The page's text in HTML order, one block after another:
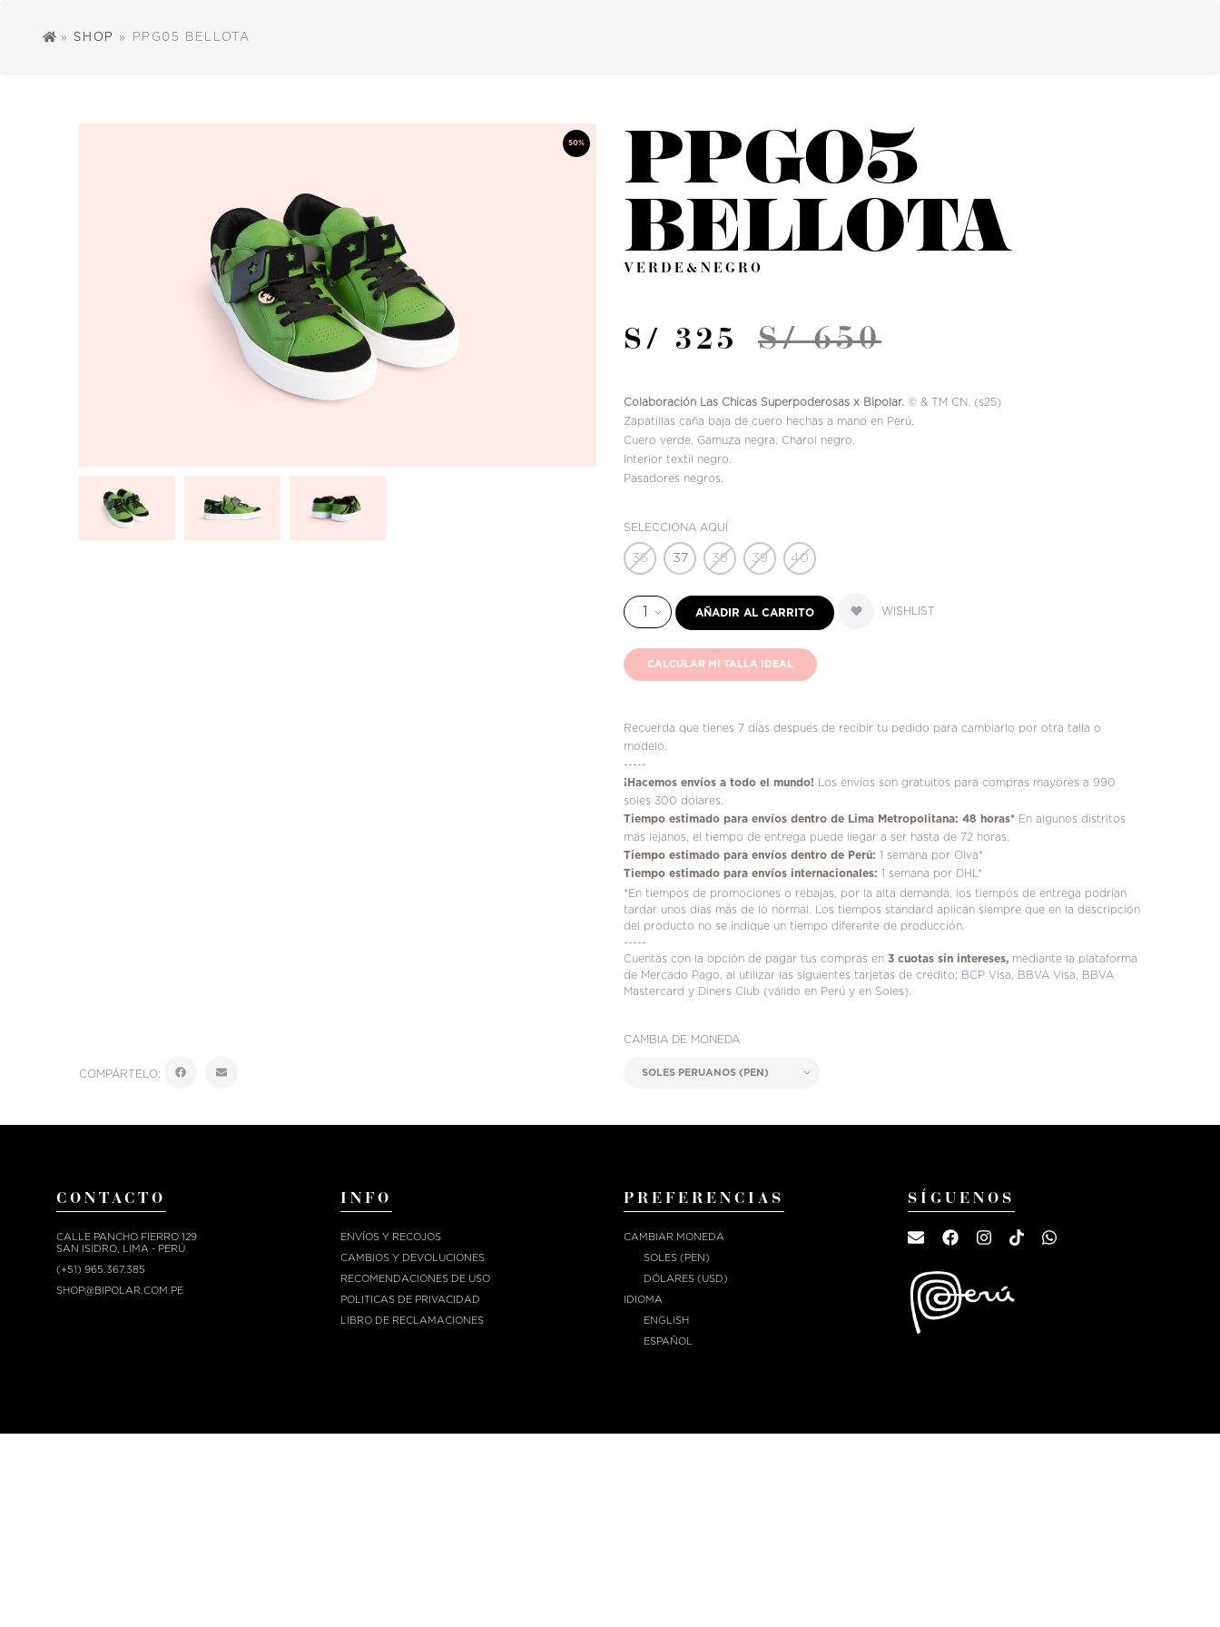
» SHOP » PPG05 BELLOTA
50% PPG05
BELLOTA
VERDE&NEGRO
S/ 325 S/ 650
Colaboración Las Chicas Superpoderosas x Bipolar. ©️ & TM CN. (s25)
Zapatillas caña baja de cuero hechas a mano en Perú.
Cuero verde. Gamuza negra. Charol negro.
Interior textil negro.
Pasadores negros.
SELECCIONA AQUÍ
36 37 38 39 40
AÑADIR AL CARRITO WISHLIST
CALCULAR MI TALLA IDEAL
Recuerda que tienes 7 días después de recibir tu pedido para cambiarlo por otra talla o
modelo.
-----
¡ Hacemos envíos a todo el mundo! Los envíos son gratuitos para compras mayores a 990
soles 300 dólares.
Tiempo estimado para envíos dentro de Lima Metropolitana: 48 horas* En algunos distritos
más lejanos, el tiempo de entrega puede llegar a ser hasta de 72 horas.
Tiempo estimado para envíos dentro de Perú: 1 semana por Olva*
Tiempo estimado para envíos internacionales: 1 semana por DHL*
*En tiempos de promociones o rebajas, por la alta demanda, los tiempos de entrega podrían
tardar unos días más de lo normal. Los tiempos standard aplican siempre que en la descripción
del producto no se indique un tiempo diferente de producción.
-----
Cuentas con la opción de pagar tus compras en 3 cuotas sin intereses, mediante la plataforma
de Mercado Pago, al utilizar las siguientes tarjetas de crédito: BCP Visa, BBVA Visa, BBVA
Mastercard y Diners Club (válido en Perú y en Soles).
COMPÁRTELO:
CAMBIA DE MONEDA
CONTACTO
CALLE PANCHO FIERRO 129
SAN ISIDRO, LIMA - PERÚ
(+51) 965.367.385
SHOP@BIPOLAR.COM.PE
INFO
ENVÍOS Y RECOJOS
CAMBIOS Y DEVOLUCIONES
RECOMENDACIONES DE USO
POLITICAS DE PRIVACIDAD
LIBRO DE RECLAMACIONES
PREFERENCIAS
CAMBIAR MONEDA
SOLES (PEN)
DÓLARES (USD)
IDIOMA
ENGLISH
ESPAÑOL
SÍGUENOS